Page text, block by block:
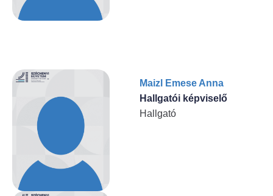
Maizl Emese Anna
Hallgatói képviselő
Hallgató